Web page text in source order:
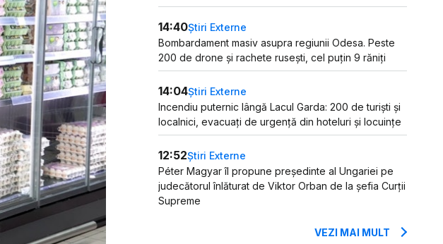
14:40Știri Externe
Bombardament masiv asupra regiunii Odesa. Peste
200 de drone și rachete rusești, cel puțin 9 răniți
14:04Știri Externe
Incendiu puternic lângă Lacul Garda: 200 de turiști și
localnici, evacuați de urgență din hoteluri și locuințe
12:52Știri Externe
Péter Magyar îl propune președinte al Ungariei pe
judecătorul înlăturat de Viktor Orban de la șefia Curții
Supreme
VEZI MAI MULT